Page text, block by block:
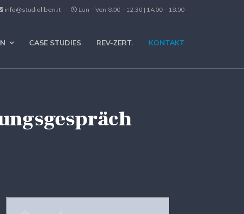
info@studioliberi.it Lun – Ven 8.00 – 12.30 | 14.00 – 18.00
CASE STUDIES REV-ZERT. KONTAKT